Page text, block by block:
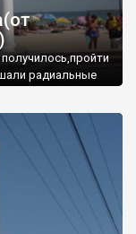
радиальные